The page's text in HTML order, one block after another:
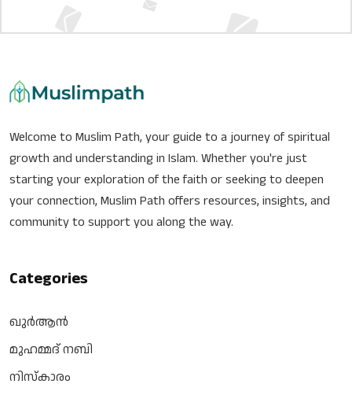
Welcome to Muslim Path, your guide to a journey of spiritual
growth and understanding in Islam. Whether you're just
starting your exploration of the faith or seeking to deepen
your connection, Muslim Path offers resources, insights, and
community to support you along the way.
Categories
ഖുർആൻ
മുഹമ്മദ് നബി
നിസ്‌കാരം